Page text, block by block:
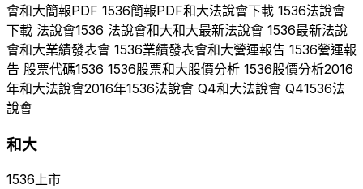
會和大簡報PDF 1536簡報PDF和大法說會下載 1536法說會
下載 法說會1536 法說會和大和大最新法說會 1536最新法說
會和大業績發表會 1536業績發表會和大營運報告 1536營運報
告 股票代碼1536 1536股票和大股價分析 1536股價分析2016
年和大法說會2016年1536法說會 Q4和大法說會 Q41536法
說會
和大
1536上市